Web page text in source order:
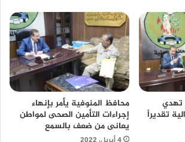
تهدي
تقديراً
محافظ المنوفية يأمر بإنهاء
إجراءات التأمين الصحى لمواطن
يعانى من ضعف بالسمع